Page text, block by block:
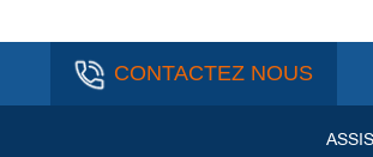
CONTACTEZ NOUS